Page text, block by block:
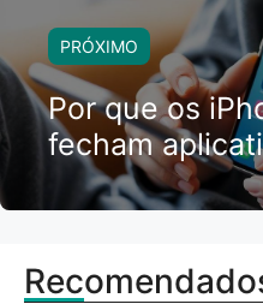
PRÓXIMO
Por que os
fecham